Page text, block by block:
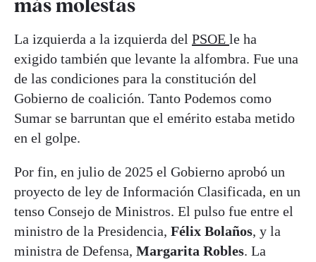
más molestas
La izquierda a la izquierda del PSOE le ha
exigido también que levante la alfombra. Fue una
de las condiciones para la constitución del
Gobierno de coalición. Tanto Podemos como
Sumar se barruntan que el emérito estaba metido
en el golpe.
Por fin, en julio de 2025 el Gobierno aprobó un
proyecto de ley de Información Clasificada, en un
tenso Consejo de Ministros. El pulso fue entre el
ministro de la Presidencia, Félix Bolaños, y la
ministra de Defensa, Margarita Robles. La